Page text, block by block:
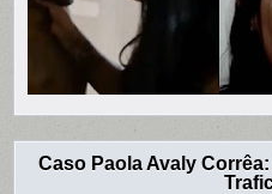
Caso Paola Avaly